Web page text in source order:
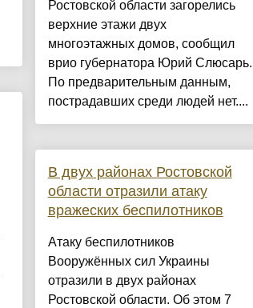
Ростовской области загорелись
верхние этажи двух
многоэтажных домов, сообщил
врио губернатора Юрий Слюсарь.
По предварительным данным,
пострадавших среди людей нет....
В двух районах Ростовской
области отразили атаку
вражеских беспилотников
Атаку беспилотников
Вооружённых сил Украины
отразили в двух районах
Ростовской области. Об этом 7